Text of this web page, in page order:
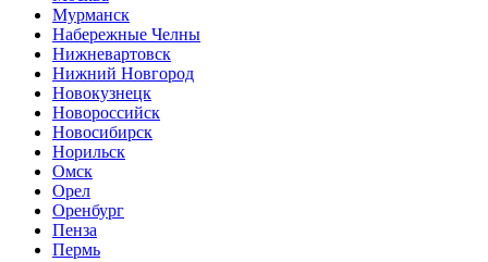
Мурманск
Набережные Челны
Нижневартовск
Нижний Новгород
Новокузнецк
Новороссийск
Новосибирск
Норильск
Омск
Орел
Оренбург
Пенза
Пермь